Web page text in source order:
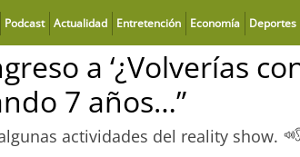
Podcast Actualidad Entretención Economía Deportes
a ‘¿Volverías
7 años…”
actividades del reality show.